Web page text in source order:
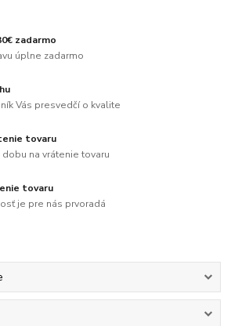
zadarmo
úplne zadarmo
Vás presvedčí o kvalite
tovaru
na vrátenie tovaru
tovaru
je pre nás prvoradá